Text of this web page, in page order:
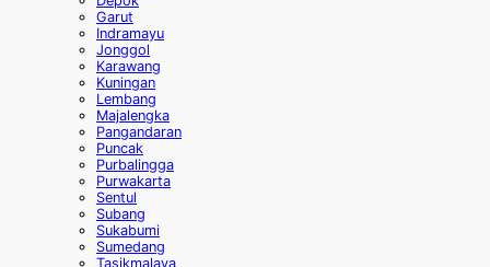
Garut
Indramayu
Jonggol
Karawang
Kuningan
Lembang
Majalengka
Pangandaran
Puncak
Purbalingga
Purwakarta
Sentul
Subang
Sukabumi
Sumedang
Tasikmalaya